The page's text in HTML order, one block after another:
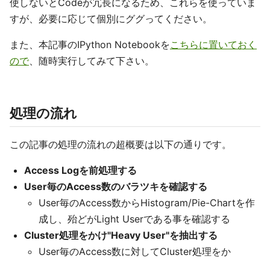
使しないとCodeが冗長になるため、これらを使っていま
すが、必要に応じて個別にググってください。
また、本記事のIPython Notebookをこちらに置いておく
ので、随時実行してみて下さい。
処理の流れ
この記事の処理の流れの超概要は以下の通りです。
Access Logを前処理する
User毎のAccess数のバラツキを確認する
User毎のAccess数からHistogram/Pie-Chartを作
成し、殆どがLight Userである事を確認する
Cluster処理をかけ"Heavy User"を抽出する
User毎のAccess数に対してCluster処理をか